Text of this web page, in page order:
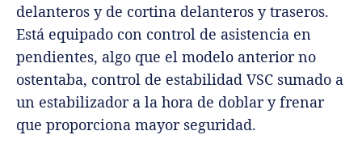
delanteros y de cortina delanteros y traseros.
Está equipado con control de asistencia en
pendientes, algo que el modelo anterior no
ostentaba, control de estabilidad VSC sumado a
un estabilizador a la hora de doblar y frenar
que proporciona mayor seguridad.